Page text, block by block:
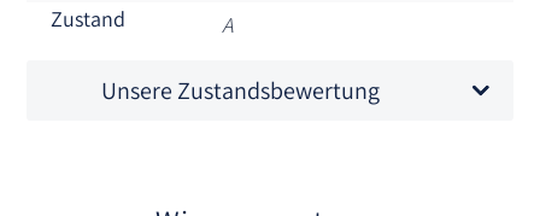
Zustand
A
Unsere Zustandsbewertung